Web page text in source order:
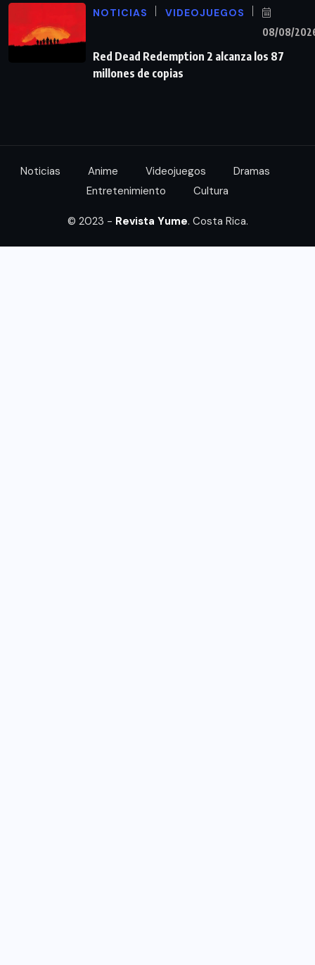
NOTICIAS VIDEOJUEGOS
08/08/
Red Dead Redemption 2 alcanza los 87
millones de copias
Noticias Anime Videojuegos
Dramas
Entretenimiento
Cultura
© 2023 - Revista Yume. Costa Rica.